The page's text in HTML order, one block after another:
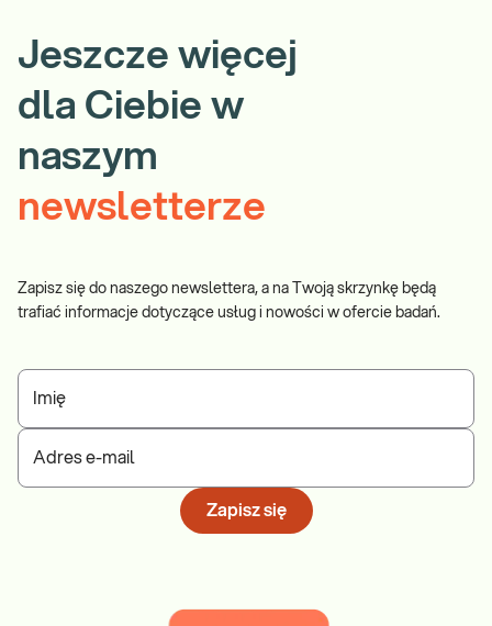
Jeszcze więcej
dla Ciebie w
naszym
newsletterze
Zapisz się do naszego newslettera, a na Twoją skrzynkę będą
trafiać informacje dotyczące usług i nowości w ofercie badań.
Imię
Adres e-mail
Zapisz się